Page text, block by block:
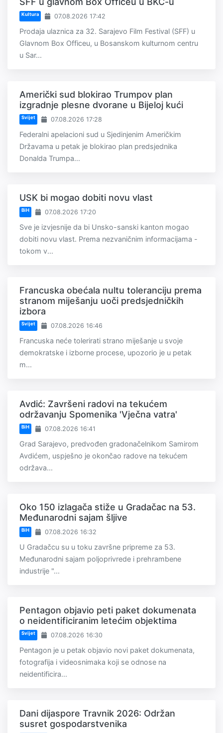
Kultura 07.08.2026 17:42
Prodaja ulaznica za 32. Sarajevo Film Festival (SFF) u
Glavnom Box Officeu, u Bosanskom kulturnom centru
u Sar...
Američki sud blokirao Trumpov plan
izgradnje plesne dvorane u Bijeloj kući
Svijet 07.08.2026 17:28
Federalni apelacioni sud u Sjedinjenim Američkim
Državama u petak je blokirao plan predsjednika
Donalda Trumpa...
USK bi mogao dobiti novu vlast
BiH 07.08.2026 17:20
Sve je izvjesnije da bi Unsko-sanski kanton mogao
dobiti novu vlast. Prema nezvaničnim informacijama -
tokom v...
Francuska obećala nultu toleranciju prema
stranom miješanju uoči predsjedničkih
izbora
Svijet 07.08.2026 16:46
Francuska neće tolerirati strano miješanje u svoje
demokratske i izborne procese, upozorio je u petak
m...
Avdić: Završeni radovi na tekućem
održavanju Spomenika 'Vječna vatra'
BiH 07.08.2026 16:41
Grad Sarajevo, predvođen gradonačelnikom Samirom
Avdićem, uspješno je okončao radove na tekućem
održava...
Oko 150 izlagača stiže u Gradačac na 53.
Međunarodni sajam šljive
BiH 07.08.2026 16:32
U Gradačcu su u toku završne pripreme za 53.
Međunarodni sajam poljoprivrede i prehrambene
industrije "...
Pentagon objavio peti paket dokumenata
o neidentificiranim letećim objektima
Svijet 07.08.2026 16:30
Pentagon je u petak objavio novi paket dokumenata,
fotografija i videosnimaka koji se odnose na
neidentificira...
Dani dijaspore Travnik 2026: Održan
susret gospodarstvenika